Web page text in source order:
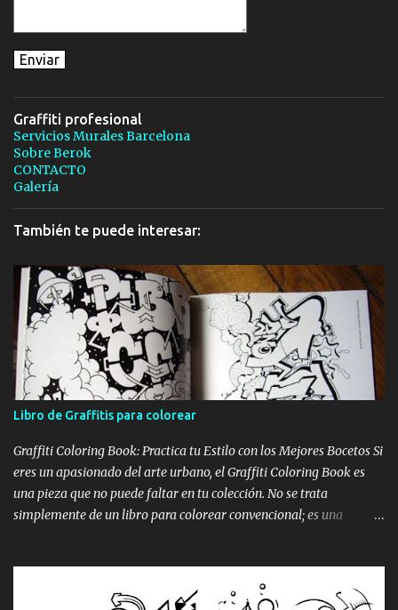
Graffiti profesional
Servicios Murales Barcelona
Sobre Berok
CONTACTO
Galería
También te puede interesar:
Libro de Graffitis para colorear
Graffiti Coloring Book: Practica tu Estilo con los Mejores Bocetos Si
eres un apasionado del arte urbano, el Graffiti Coloring Book es
una pieza que no puede faltar en tu colección. No se trata
simplemente de un libro para colorear convencional; es una
y aficionados Estos maestros del spray han definido los bordes de